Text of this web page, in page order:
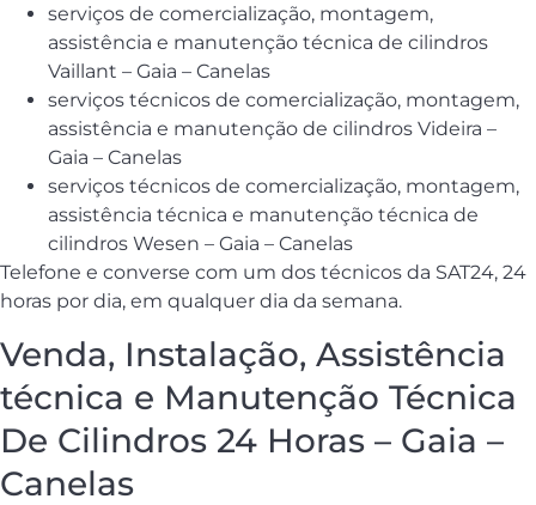
serviços de comercialização, montagem,
assistência e manutenção técnica de cilindros
Vaillant – Gaia – Canelas
serviços técnicos de comercialização, montagem,
assistência e manutenção de cilindros Videira –
Gaia – Canelas
serviços técnicos de comercialização, montagem,
assistência técnica e manutenção técnica de
cilindros Wesen – Gaia – Canelas
Telefone e converse com um dos técnicos da SAT24, 24
horas por dia, em qualquer dia da semana.
Venda, Instalação, Assistência
técnica e Manutenção Técnica
De Cilindros 24 Horas – Gaia –
Canelas